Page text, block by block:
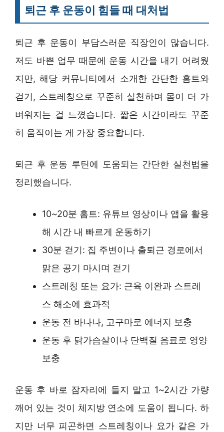
퇴근 후 운동이 힘들 때 대처법
퇴근 후 운동이 부담스러운 직장인이 많습니다.
저도 바쁜 업무 때문에 운동 시간을 내기 어려웠
지만, 해당 커뮤니티에서 소개한 간단한 홈트와
걷기, 스트레칭으로 꾸준히 실천하며 몸이 더 가
벼워지는 걸 느꼈습니다. 짧은 시간이라도 꾸준
히 움직이는 게 가장 중요합니다.
퇴근 후 운동 루틴에 도움되는 간단한 실천법을
정리했습니다.
10~20분 홈트: 유튜브 영상이나 앱을 활용
해 시간 내 빠르게 운동하기
30분 걷기: 집 주변이나 출퇴근 경로에서
맑은 공기 마시며 걷기
스트레칭 또는 요가: 근육 이완과 스트레
스 해소에 효과적
운동 전 바나나, 고구마로 에너지 보충
운동 후 닭가슴살이나 단백질 음료로 영양
보충
운동 후 바로 잠자리에 들지 말고 1~2시간 가량
깨어 있는 것이 체지방 연소에 도움이 됩니다. 하
지만 너무 피곤하면 스트레칭이나 요가 같은 가